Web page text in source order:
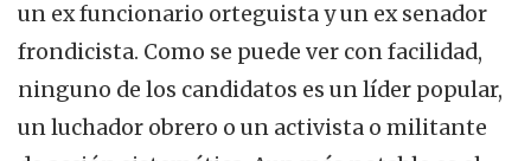
un ex funcionario orteguista y un ex senador
frondicista. Como se puede ver con facilidad,
ninguno de los candidatos es un líder popular,
un luchador obrero o un activista o militante